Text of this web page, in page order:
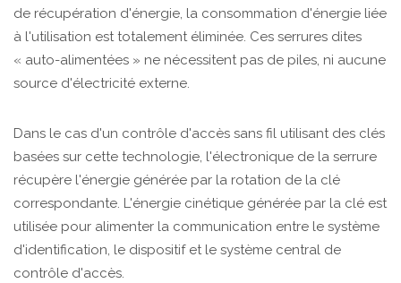
de récupération d'énergie, la consommation d'énergie liée
à l'utilisation est totalement éliminée. Ces serrures dites
« auto-alimentées » ne nécessitent pas de piles, ni aucune
source d'électricité externe.
Dans le cas d'un contrôle d'accès sans fil utilisant des clés
basées sur cette technologie, l'électronique de la serrure
récupère l'énergie générée par la rotation de la clé
correspondante. L'énergie cinétique générée par la clé est
utilisée pour alimenter la communication entre le système
d'identification, le dispositif et le système central de
contrôle d'accès.